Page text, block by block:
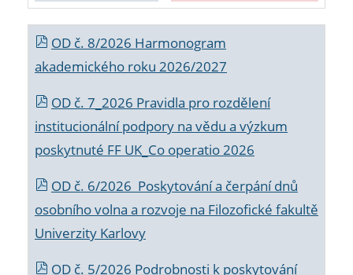
OD č. 8/2026 Harmonogram
akademického roku 2026/2027
OD č. 7_2026 Pravidla pro rozdělení
institucionální podpory na vědu a výzkum
poskytnuté FF UK_Co operatio 2026
OD č. 6/2026 Poskytování a čerpání dnů
osobního volna a rozvoje na Filozofické fakultě
Univerzity Karlovy
OD č. 5/2026 Podrobnosti k poskytování